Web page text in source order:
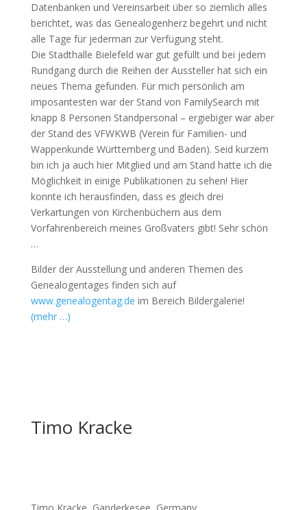
Datenbanken und Vereinsarbeit über so ziemlich alles
berichtet, was das Genealogenherz begehrt und nicht
alle Tage für jederman zur Verfügung steht.
Die Stadthalle Bielefeld war gut gefüllt und bei jedem
Rundgang durch die Reihen der Aussteller hat sich ein
neues Thema gefunden. Für mich persönlich am
imposantesten war der Stand von FamilySearch mit
knapp 8 Personen Standpersonal – ergiebiger war aber
der Stand des VFWKWB (Verein für Familien- und
Wappenkunde Württemberg und Baden). Seid kurzem
bin ich ja auch hier Mitglied und am Stand hatte ich die
Möglichkeit in einige Publikationen zu sehen! Hier
konnte ich herausfinden, dass es gleich drei
Verkartungen von Kirchenbüchern aus dem
Vorfahrenbereich meines Großvaters gibt! Sehr schön
…
Bilder der Ausstellung und anderen Themen des
Genealogentages finden sich auf
www.genealogentag.de im Bereich Bildergalerie!
(mehr …)
Timo Kracke